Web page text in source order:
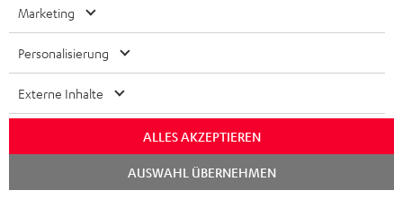
t
i
o
n
e
r
m
t
n
l
e
k
r
o
u
Marketing
Personalisierung
Externe Inhalte
ALLES AKZEPTIEREN
AUSWAHL ÜBERNEHMEN